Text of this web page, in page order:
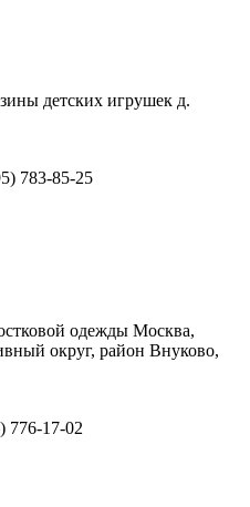
детских игрушек д.
783-85-25
одежды Москва,
округ, район Внуково,
776-17-02